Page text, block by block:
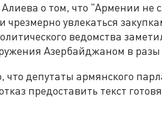
о том, что "Армении не
чрезмерно увлекаться
ведомства
Азербайджаном в
что депутаты армянского
предоставить текст